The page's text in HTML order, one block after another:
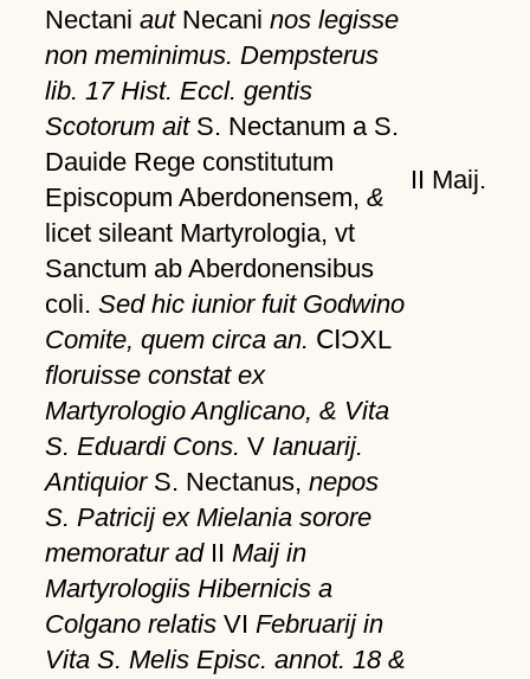
Nectani autNecani nos legisse
non meminimus. Dempsterus
lib. 17 Hist. Eccl. gentis
Scotorum aitS. Nectanum a S.
Dauide Rege constitutum
Episcopum Aberdonensem, &
licet sileant Martyrologia, vt
Sanctum ab Aberdonensibus
coli. Sed hic iunior fuit Godwino
Comite, quem circa an. ⅭⅠƆXL
floruisse constat ex
Martyrologio Anglicano, & Vita
S. Eduardi Cons. V Ianuarij.
AntiquiorS. Nectanus, nepos
S. Patricij ex Mielania sorore
memoratur adII Maij in
Martyrologiis Hibernicis a
Colgano relatisVI Februarij in
Vita S. Melis Episc. annot. 18 &
II Maij.